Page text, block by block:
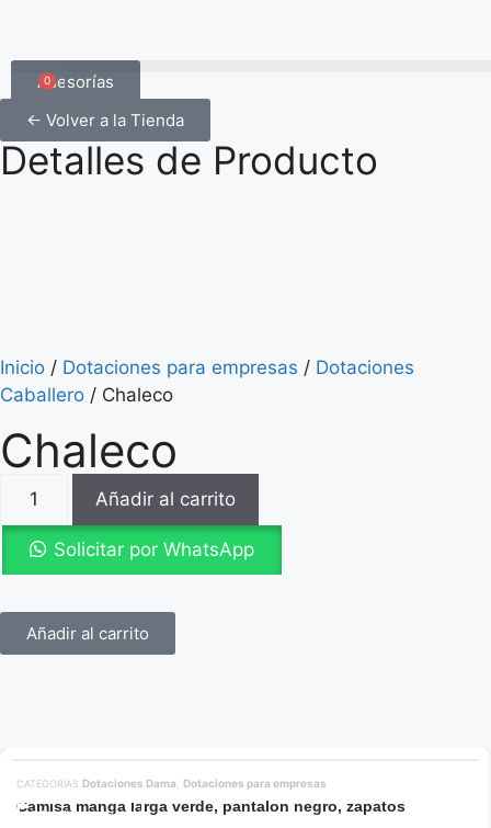
Asesorías
0
← Volver a la Tienda
Detalles de Producto
Inicio / Dotaciones para empresas / Dotaciones
Caballero / Chaleco
Chaleco
Añadir al carrito
Solicitar por WhatsApp
Añadir al carrito
Añadir al carrito
CATEGORÍAS Dotaciones Dama Dotaciones para empresas
Camisa manga larga verde, pantalon negro, zapatos